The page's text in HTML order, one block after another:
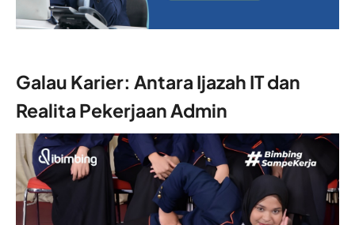
Galau Karier: Antara Ijazah IT dan
Realita Pekerjaan Admin